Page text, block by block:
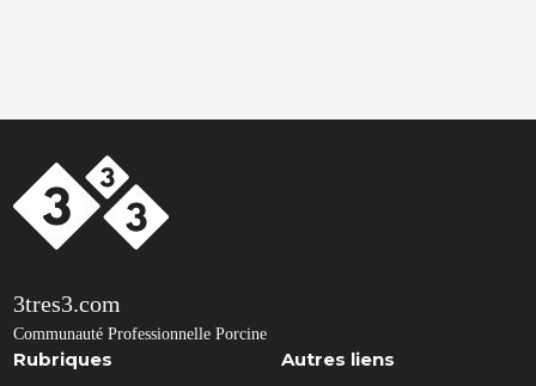
3tres3.com
Communauté Professionnelle Porcine
Rubriques Autres liens